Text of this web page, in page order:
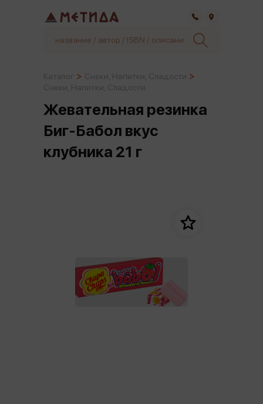
Жевательная резинка
Биг-Бабол вкус
клубника 21 г